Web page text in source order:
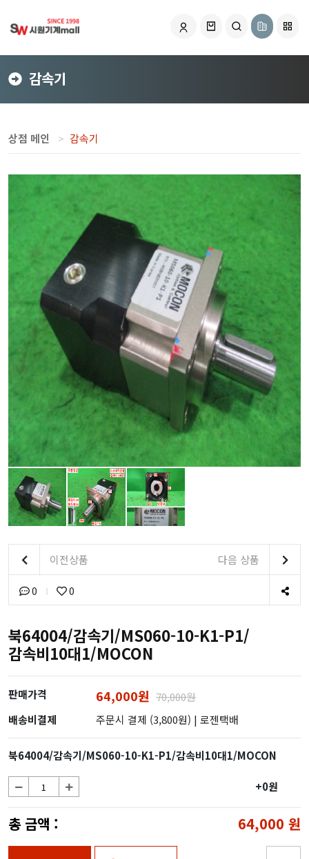
감속기
상점 메인 감속기
이전상품 다음 상품
0 0
북64004/감속기/MS060-10-K1-P1/
감속비10대1/MOCON
판매가격 64,000원 70,000원
배송비결제
주문시 결제 (3,800원) | 로젠택배
북64004/감속기/MS060-10-K1-P1/감속비10대1/MOCON
+0원
총 금액 : 64,000 원